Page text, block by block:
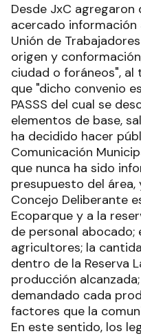
Desde JxC
acercado
Unión de
origen y
ciudad o foráneos",
que "dicho convenio
PASSS del cual se
elementos de base,
ha decidido hacer
Comunicación
que nunca ha sido
presupuesto del área,
Concejo Deliberante
Ecoparque y a la
de personal
agricultores; la
dentro de la Reserva
producción
demandado cada
factores que la
En este sentido, los